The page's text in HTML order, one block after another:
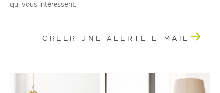
qui vous intéressent.
CREER UNE ALERTE E-MAIL